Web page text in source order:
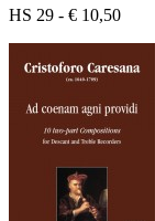
HS 29 - € 10,50